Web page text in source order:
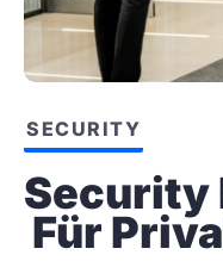
SECURITY
Security
Für